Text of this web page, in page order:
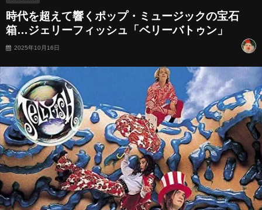
時代を超えて響くポップ・ミュージックの宝石
箱…ジェリーフィッシュ「ベリーバトゥン」
2025年10月16日